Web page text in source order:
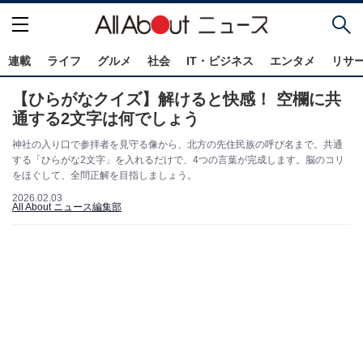
連載 ライフ グルメ 社会 IT・ビジネス エンタメ リサ
【ひらがなクイズ】解けると快感！ 空欄に共
通する2文字は何でしょう
神社の入り口で参拝者を見守る像から、北方の先住民族の呼び名まで。共通
する「ひらがな2文字」を入れるだけで、4つの言葉が完成します。脳のコリ
をほぐして、全問正解を目指しましょう。
2026.02.03
All About ニュース編集部